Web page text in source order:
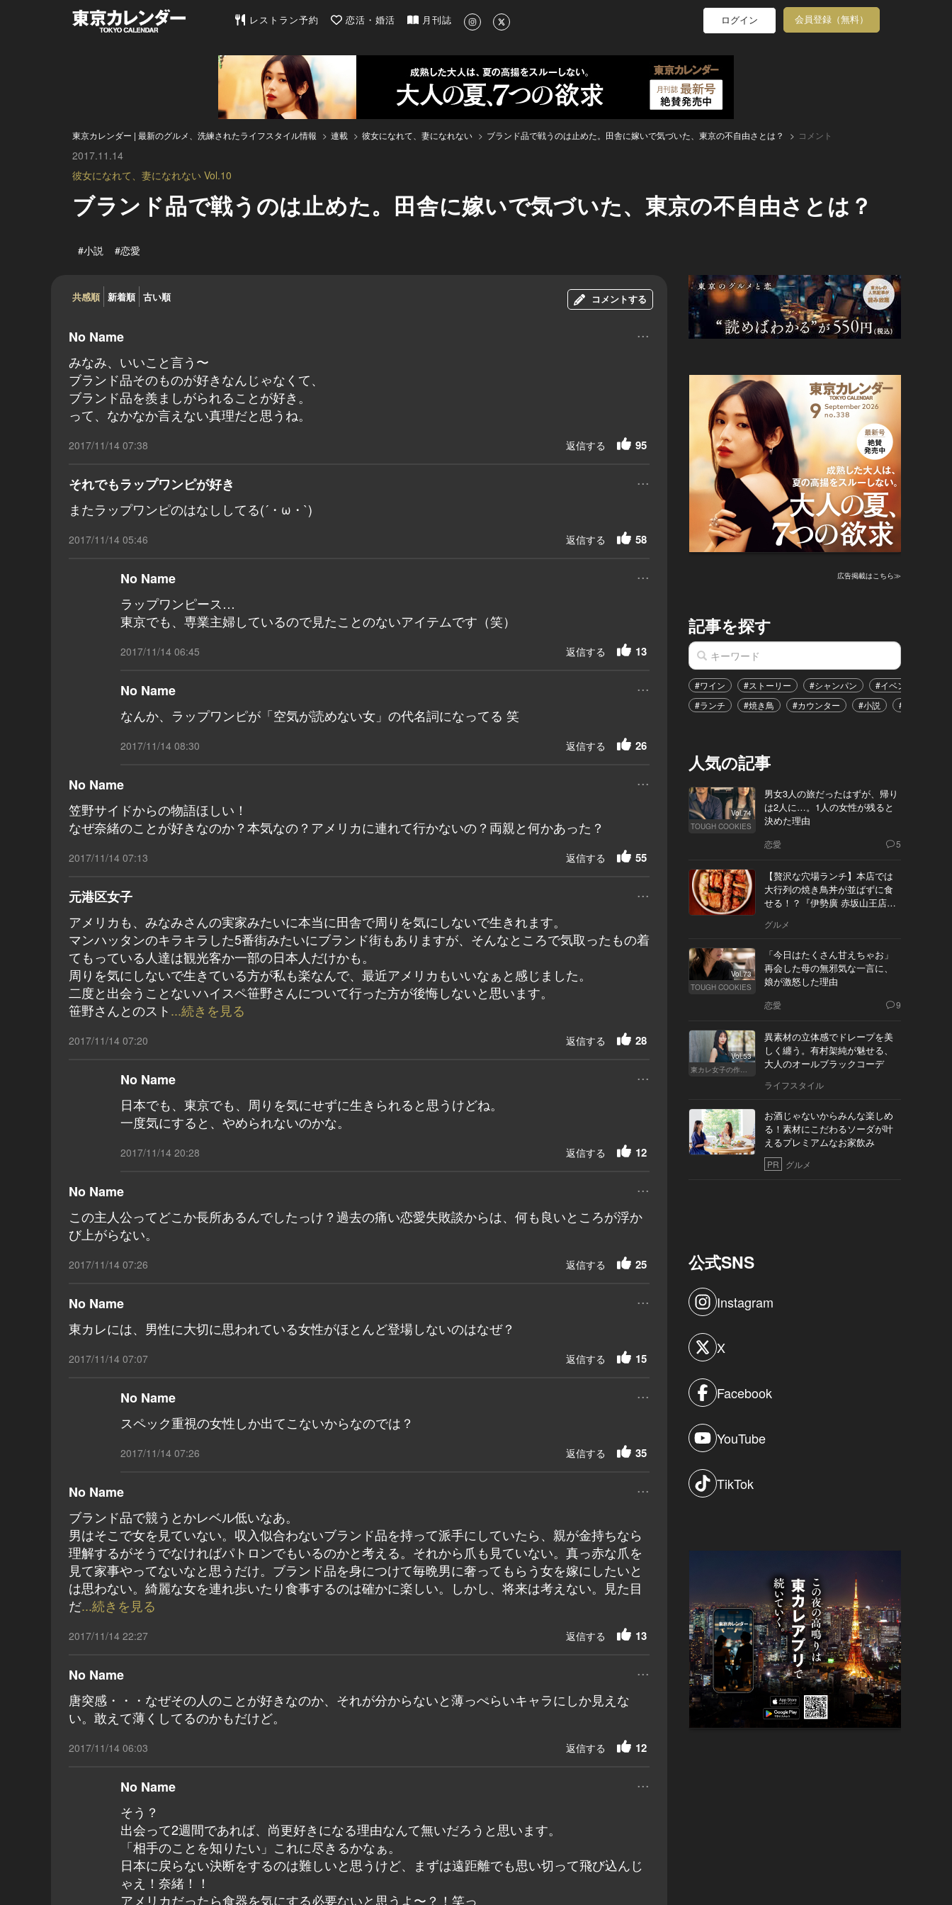
東京カレンダー | 最新のグルメ、洗練されたライフスタイル情報
レストラン予約 恋活・婚活 月刊誌 ログイン 会員登録（無料）
東京カレンダー | 最新のグルメ、洗練されたライフスタイル情報 連載 彼女になれて、妻になれない ブランド品で戦うのは止めた。田舎に嫁いで気づいた、東京の不自由さとは？ コメント
2017.11.14
彼女になれて、妻になれない Vol.10
ブランド品で戦うのは止めた。田舎に嫁いで気づいた、東京の不自由さとは？
#小説 #恋愛
共感順 新着順 古い順 コメントする
No Name ...
みなみ、いいこと言う〜
ブランド品そのものが好きなんじゃなくて、
ブランド品を羨ましがられることが好き。
って、なかなか言えない真理だと思うね。
2017/11/14 07:38 95
返信する
それでもラップワンピが好き ...
またラップワンピのはなししてる(´・ω・`)
2017/11/14 05:46 58
返信する
No Name ...
ラップワンピース…
東京でも、専業主婦しているので見たことのないアイテムです（笑）
2017/11/14 06:45 13
返信する
No Name ...
なんか、ラップワンピが「空気が読めない女」の代名詞になってる 笑
2017/11/14 08:30 26
返信する
No Name ...
笠野サイドからの物語ほしい！
なぜ奈緒のことが好きなのか？本気なの？アメリカに連れて行かないの？両親と何かあった？
2017/11/14 07:13 55
返信する
元港区女子 ...
アメリカも、みなみさんの実家みたいに本当に田舎で周りを気にしないで生きれます。
マンハッタンのキラキラした5番街みたいにブランド街もありますが、そんなところで気取ったもの着
てもっている人達は観光客か一部の日本人だけかも。
周りを気にしないで生きている方が私も楽なんで、最近アメリカもいいなぁと感じました。
二度と出会うことないハイスペ笹野さんについて行った方が後悔しないと思います。
笹野さんとのスト...続きを見る
2017/11/14 07:20 28
返信する
No Name ...
日本でも、東京でも、周りを気にせずに生きられると思うけどね。
一度気にすると、やめられないのかな。
2017/11/14 20:28 12
返信する
No Name ...
この主人公ってどこか長所あるんでしたっけ？過去の痛い恋愛失敗談からは、何も良いところが浮か
び上がらない。
2017/11/14 07:26 25
返信する
No Name ...
東カレには、男性に大切に思われている女性がほとんど登場しないのはなぜ？
2017/11/14 07:07 15
返信する
No Name ...
スペック重視の女性しか出てこないからなのでは？
2017/11/14 07:26 35
返信する
No Name ...
ブランド品で競うとかレベル低いなあ。
男はそこで女を見ていない。収入似合わないブランド品を持って派手にしていたら、親が金持ちなら
理解するがそうでなければパトロンでもいるのかと考える。それから爪も見ていない。真っ赤な爪を
見て家事やってないなと思うだけ。ブランド品を身につけて毎晩男に奢ってもらう女を嫁にしたいと
は思わない。綺麗な女を連れ歩いたり食事するのは確かに楽しい。しかし、将来は考えない。見た目
だ...続きを見る
2017/11/14 22:27 13
返信する
No Name ...
唐突感・・・なぜその人のことが好きなのか、それが分からないと薄っぺらいキャラにしか見えな
い。敢えて薄くしてるのかもだけど。
2017/11/14 06:03 12
返信する
No Name ...
そう？
出会って2週間であれば、尚更好きになる理由なんて無いだろうと思います。
「相手のことを知りたい」これに尽きるかなぁ。
日本に戻らない決断をするのは難しいと思うけど、まずは遠距離でも思い切って飛び込んじ
ゃえ！奈緒！！
アメリカだったら食器を気にする必要ないと思うよ〜？！笑っ
広告掲載はこちら≫
記事を探す
#ワイン #ストーリー #シャンパン #イベント
#ランチ
#焼き鳥 #カウンター #小説 #恋愛
人気の記事
Vol.74
TOUGH COOKIES
男女3人の旅だったはずが、帰り
は2人に…。1人の女性が残ると
決めた理由
恋愛 5
【贅沢な穴場ランチ】本店では
大行列の焼き鳥丼が並ばずに食
せる！？『伊勢廣 赤坂山王店』
グルメ
Vol.73
TOUGH COOKIES
「今日はたくさん甘えちゃお」
再会した母の無邪気な一言に、
娘が激怒した理由
恋愛 9
Vol.53
東カレ女子の作り方
異素材の立体感でドレープを美
しく纏う。有村架純が魅せる、
大人のオールブラックコーデ
ライフスタイル
お酒じゃないからみんな楽しめ
る！素材にこだわるソーダが叶
えるプレミアムなお家飲み
PR グルメ
公式SNS
Instagram
X
Facebook
YouTube
TikTok